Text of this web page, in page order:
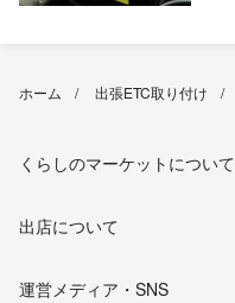
ホーム 出張ETC取り付け
くらしのマーケットについて
出店について
運営メディア・SNS